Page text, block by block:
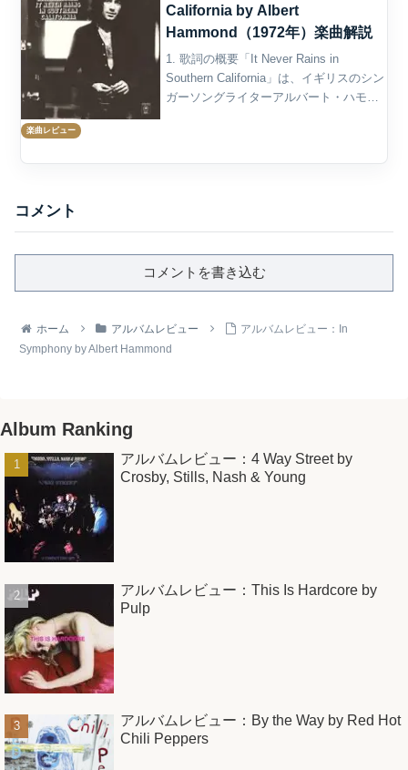
楽曲レビュー
California by Albert
Hammond（1972年）楽曲解説
1. 歌詞の概要「It Never Rains in
Southern California」は、イギリスのシン
ガーソングライターアルバート・ハモン
コメント
コメントを書き込む
ホーム アルバムレビュー
アルバムレビュー：In
Symphony by Albert Hammond
Album Ranking
アルバムレビュー：4 Way Street by
Crosby, Stills, Nash & Young
アルバムレビュー：This Is Hardcore by
Pulp
アルバムレビュー：By the Way by Red Hot
Chili Peppers